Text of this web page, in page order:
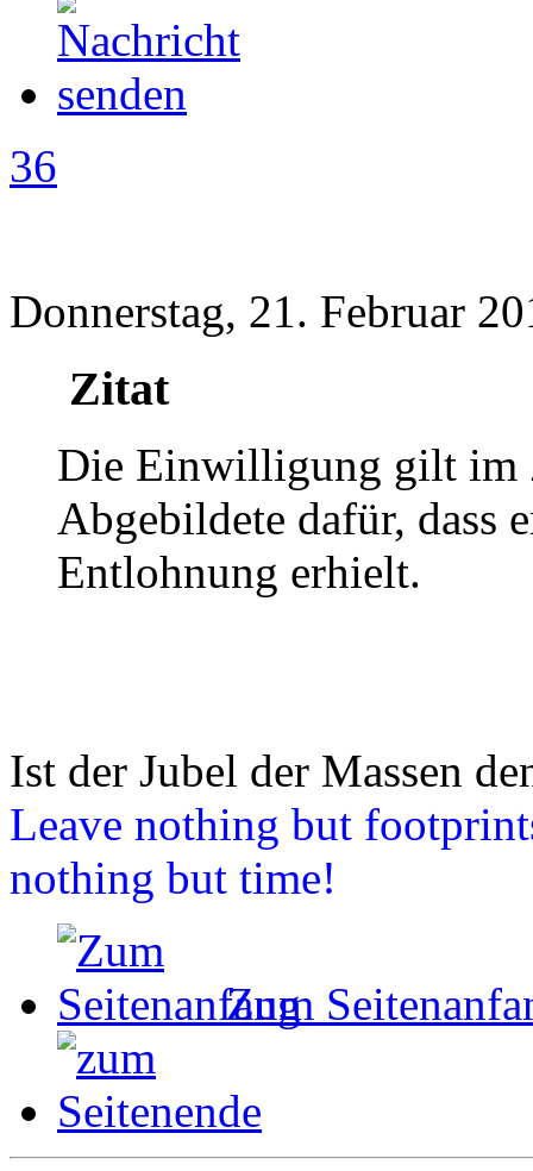
36
Donnerstag, 21. Februar
Zitat
Die Einwilligung gilt im
Abgebildete dafür, dass
Entlohnung erhielt.
Ist der Jubel der Massen
Leave nothing but
nothing but time!
Zum